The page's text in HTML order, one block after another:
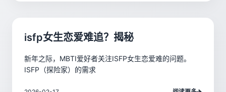
isfp女生恋爱难追？揭秘
新年之际，MBTI爱好者关注ISFP女生恋爱难的问题。
ISFP（探险家）的需求